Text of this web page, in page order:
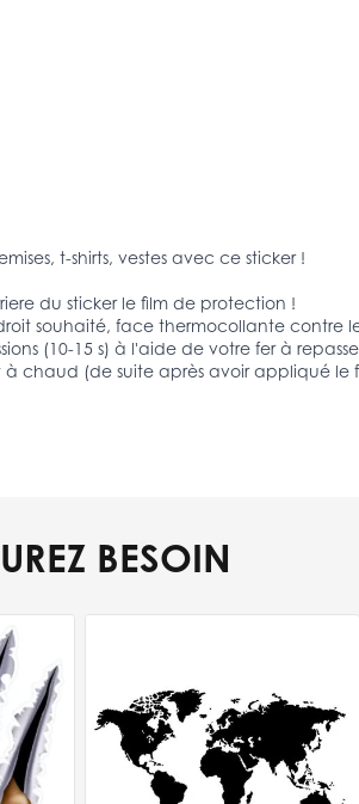
t-shirts, vestes avec ce sticker !
du sticker le film de protection !
souhaité, face thermocollante contre
(10-15 s) à l'aide de votre fer à
à chaud (de suite après avoir appliqué le
BESOIN